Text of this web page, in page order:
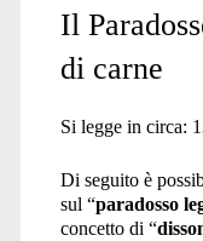
Il
di carne
Si legge in circa:
Di seguito è
sul “paradosso
concetto di “